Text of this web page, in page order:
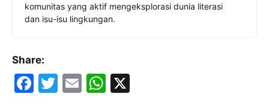
komunitas yang aktif mengeksplorasi dunia literasi
dan isu-isu lingkungan.
Share:
F
T
E
W